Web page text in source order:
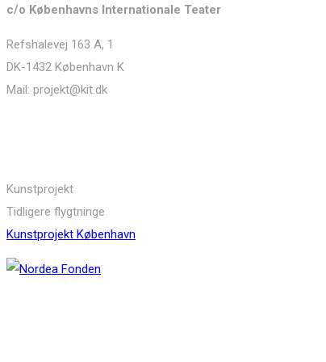
c/o Københavns Internationale Teater
Refshalevej 163 A, 1
DK-1432 København K
Mail: projekt@kit.dk
Kunstprojekt
Tidligere flygtninge
Kunstprojekt København